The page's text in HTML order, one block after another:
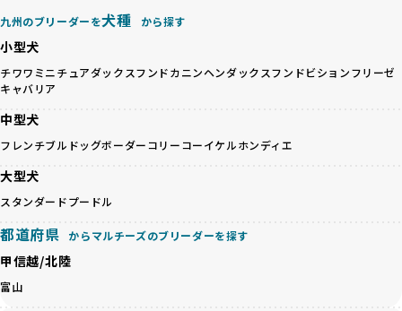
基づいた責任あるブリーディングを確保しています。
さらに、健康管理、社会性の育成、遺伝子検査、食事や運動
の質など、ワンちゃんの心身に配慮した飼育環境が整ってい
るかを評価する12項目の総合基準を設けています。これによ
り、より高い基準をクリアしたブリーダーだけを厳選してい
ます。
良ブリーダーのみが登録されています。
BreederFamiliesでは、法令に準拠するだけでなく、ワンち
のみを厳選しています。これにより、ユーザーの皆さんに安
心して選べる選択肢を提供しています。
「BreederFamilesのワンちゃんに優しい18の評価基準」は
こちら
待する理想と現実が大きく異なることも少なくありません。
健康と性格を次世代に引き継ぐために、ミックス犬の繁殖を
避けます。無計画な交配がもたらすリスクを理解し、飼い主
への十分な説明とアフターフォローを確保できる範囲での繁
殖を徹底しているのです。
一方、営利優先ブリーダーは流行や需要に応じて安易にミッ
クス犬を繁殖し、健康管理や飼い主への配慮が不十分なこと
が多く見受けられます。場合によっては、チワワ×ハスキー
等体格の異なるリスクの高い交配を行うこともあります。
「ミックス犬を繁殖しない」の詳細はこちら
ペットショップやペットオークションは、流通過程でワンち
ゃんが長時間の輸送を強いられたり、狭いケージに閉じ込め
境は、ストレスや感染リスクを増大させるだけでなく、ワン
九州のブリーダーを犬種 から探す
小型犬
チワワ ミニチュアダックスフンドカニンヘンダックスフンドビションフリーゼ
キャバリア
中型犬
フレンチブルドッグボーダーコリーコーイケルホンディエ
大型犬
スタンダードプードル
都道府県 からマルチーズのブリーダーを探す
甲信越/北陸
富山